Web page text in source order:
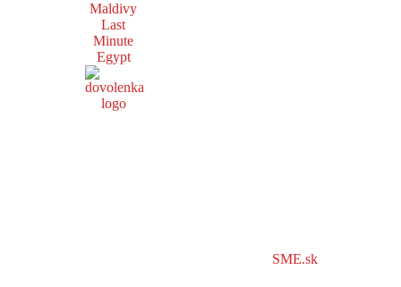
Maldivy
Last
Minute
Egypt
SME.sk